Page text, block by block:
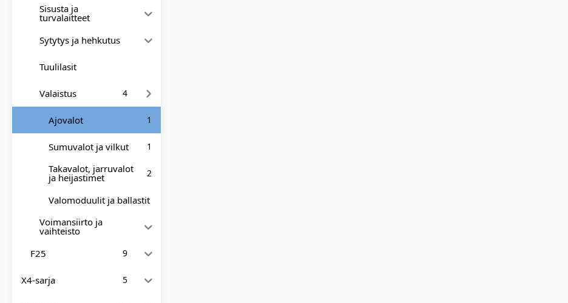
Sisusta ja
turvalaitteet
Sytytys ja hehkutus
Tuulilasit
Valaistus 4
Ajovalot 1
Sumuvalot ja vilkut 1
Takavalot, jarruvalot
ja heijastimet 2
Valomoduulit ja ballastit
Voimansiirto ja
vaihteisto
F25
9
X4-sarja 5